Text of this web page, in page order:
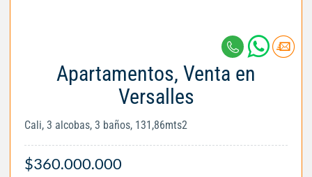
Apartamentos, Venta en
Versalles
Cali, 3 alcobas, 3 baños, 131,86mts2
$360.000.000